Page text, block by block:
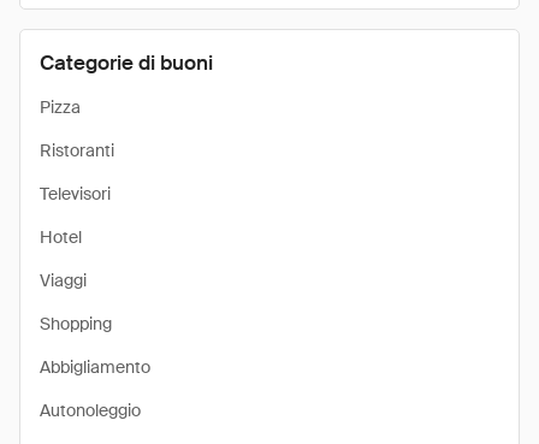
Categorie di buoni
Pizza
Ristoranti
Televisori
Hotel
Viaggi
Shopping
Abbigliamento
Autonoleggio